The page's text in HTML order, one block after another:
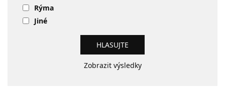
Rýma
Jiné
Zobrazit výsledky